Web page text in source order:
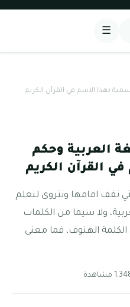
☰
بهذا الاسم في القرآن الكريم
العربية وحكم
القرآن الكريم
نقف امامها ونتروى لنعلم
ولا سيما من الكلمات
الهنوف، فما معنى